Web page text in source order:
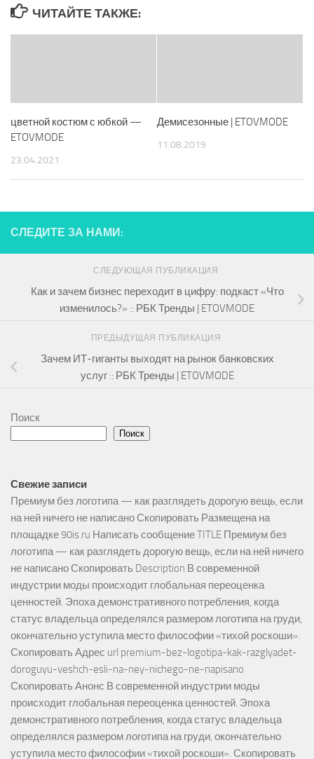
ЧИТАЙТЕ ТАКЖЕ:
цветной костюм с юбкой —
ETOVMODE
23.04.2021
Демисезонные | ETOVMODE
11.08.2019
СЛЕДИТЕ ЗА НАМИ:
СЛЕДУЮЩАЯ ПУБЛИКАЦИЯ
Как и зачем бизнес переходит в цифру: подкаст «Что
изменилось?» :: РБК Тренды | ETOVMODE
ПРЕДЫДУЩАЯ ПУБЛИКАЦИЯ
Зачем ИТ-гиганты выходят на рынок банковских
услуг :: РБК Тренды | ETOVMODE
Поиск
Поиск
Свежие записи
Премиум без логотипа — как разглядеть дорогую вещь, если
на ней ничего не написано Скопировать Размещена на
площадке 90is.ru Написать сообщение TITLE Премиум без
логотипа — как разглядеть дорогую вещь, если на ней ничего
не написано Скопировать Description В современной
индустрии моды происходит глобальная переоценка
ценностей. Эпоха демонстративного потребления, когда
статус владельца определялся размером логотипа на груди,
окончательно уступила место философии «тихой роскоши».
Скопировать Адрес url premium-bez-logotipa-kak-razglyadet-
doroguyu-veshch-esli-na-ney-nichego-ne-napisano
Скопировать Анонс В современной индустрии моды
происходит глобальная переоценка ценностей. Эпоха
демонстративного потребления, когда статус владельца
определялся размером логотипа на груди, окончательно
уступила место философии «тихой роскоши». Скопировать